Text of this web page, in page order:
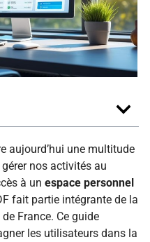
aujourd’hui une multitude
nos activités au
à un espace personnel
fait partie intégrante de la
France. Ce guide
les utilisateurs dans la